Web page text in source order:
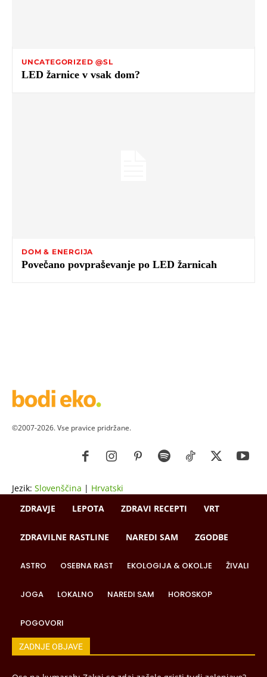
UNCATEGORIZED @SL
LED žarnice v vsak dom?
DOM & ENERGIJA
Povečano povpraševanje po LED žarnicah
©2007-2026. Vse pravice pridržane.
Jezik: Slovenščina | Hrvatski
ZDRAVJE
LEPOTA ZDRAVI RECEPTI VRT
ZDRAVILNE RASTLINE NAREDI SAM ZGODBE
ASTRO OSEBNA RAST EKOLOGIJA & OKOLJE ŽIVALI
JOGA LOKALNO NAREDI SAM HOROSKOP
POGOVORI
ZADNJE OBJAVE